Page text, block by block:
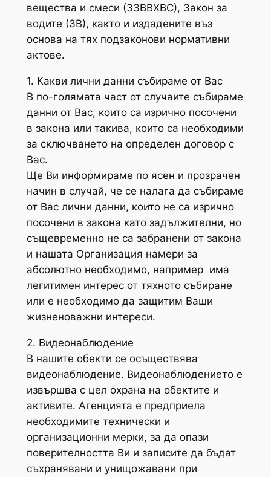
вещества и смеси (ЗЗВВХВС), Закон за
водите (ЗВ), както и издадените въз
основа на тях подзаконови нормативни
актове.
1. Какви лични данни събираме от Вас
В по-голямата част от случаите събираме
данни от Вас, които са изрично посочени
в закона или такива, които са необходими
за сключването на определен договор с
Вас.
Ще Ви информираме по ясен и прозрачен
начин в случай, че се налага да събираме
от Вас лични данни, които не са изрично
посочени в закона като задължителни, но
същевременно не са забранени от закона
и нашата Организация намери за
абсолютно необходимо, например има
легитимен интерес от тяхното събиране
или е необходимо да защитим Ваши
жизненоважни интереси.
2. Видеонаблюдение
В нашите обекти се осъществява
видеонаблюдение. Видеонаблюдението е
извършва с цел охрана на обектите и
активите. Агенцията е предприела
необходимите технически и
организационни мерки, за да опази
поверителността Ви и записите да бъдат
съхранявани и унищожавани при